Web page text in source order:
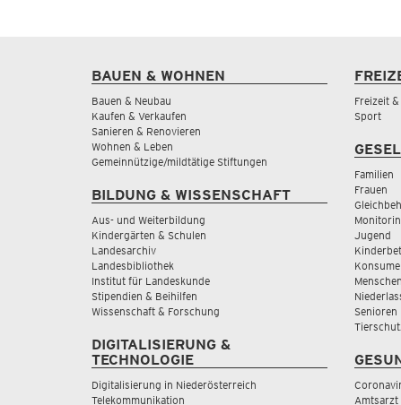
BAUEN & WOHNEN
Bauen & Neubau
Kaufen & Verkaufen
Sanieren & Renovieren
Wohnen & Leben
Gemeinnützige/mildtätige Stiftungen
BILDUNG & WISSENSCHAFT
Aus- und Weiterbildung
Kindergärten & Schulen
Landesarchiv
Landesbibliothek
Institut für Landeskunde
Stipendien & Beihilfen
Wissenschaft & Forschung
DIGITALISIERUNG &
TECHNOLOGIE
Digitalisierung in Niederösterreich
Telekommunikation
Freizeit
Sport
Familien
Frauen
Jugend
Senioren
Amtsarzt